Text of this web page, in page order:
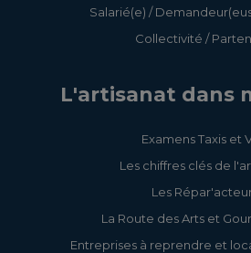
Salarié(e) /
Collectivité /
L'artisanat dans
Examens Taxis et
Les chiffres clés de
Les
La Route des Arts et
Entreprises à reprendre et